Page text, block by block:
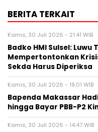
BERITA TERKAIT
Kamis, 30 Juli 2026 - 21:41 WIB
Badko HMI Sulsel: Luwu
Mempertontonkan
Sekda Harus Diperiksa
Kamis, 30 Juli 2026 - 19:01 WIB
Bapenda Makassar
hingga Bayar PBB-P2
Kamis, 30 Juli 2026 - 14:47 WIB